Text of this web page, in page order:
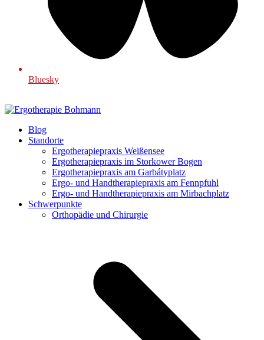
Bluesky
Blog
Standorte
Ergotherapiepraxis Weißensee
Ergotherapiepraxis im Storkower Bogen
Ergotherapiepraxis am Garbátyplatz
Ergo- und Handtherapiepraxis am Fennpfuhl
Ergo- und Handtherapiepraxis am Mirbachplatz
Schwerpunkte
Orthopädie und Chirurgie